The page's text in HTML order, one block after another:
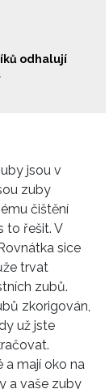
odhalují
jsou v
zuby
čištění
to řešit. V
sice
trvat
zubů.
zkorigován,
už jste
mají oko na
a vaše zuby